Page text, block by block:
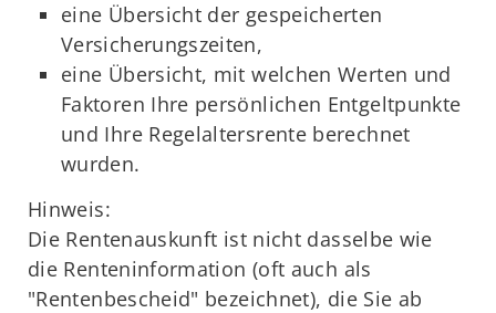
eine Übersicht der gespeicherten
Versicherungszeiten,
eine Übersicht, mit welchen Werten und
Faktoren Ihre persönlichen Entgeltpunkte
und Ihre Regelaltersrente berechnet
wurden.
Hinweis:
Die Rentenauskunft ist nicht dasselbe wie
die Renteninformation (oft auch als
"Rentenbescheid" bezeichnet), die Sie ab